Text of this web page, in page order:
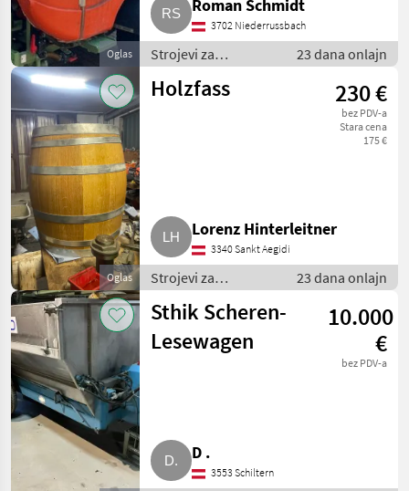
Oglas
Roman Schmidt
3702 Niederrussbach
Strojevi za
vinogradarstvo /
Ostali strojevi za
23 dana onlajn
Oglas
Holzfass 230 €
bez PDV-a
Stara cena
175 €
Lorenz Hinterleitner
3340 Sankt Aegidi
Strojevi za
vinogradarstvo /
Ostali strojevi za
vinogradarstvo
23 dana onlajn
Sthik Scheren-
Lesewagen
10.000
€
bez PDV-a
D .
3553 Schiltern